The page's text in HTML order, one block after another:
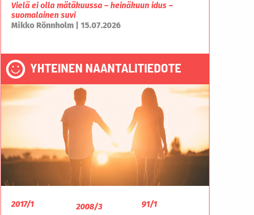
Vielä ei olla mätäkuussa – heinäkuun idus –
suomalainen suvi
Mikko Rönnholm | 15.07.2026
YHTEINEN NAANTALITIEDOTE
2017/1
2008/3
91/1